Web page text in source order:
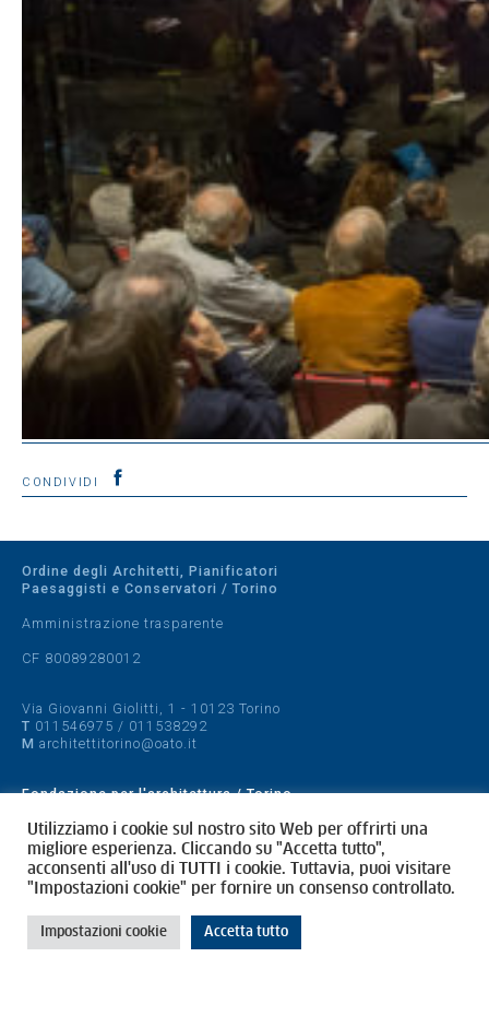
CONDIVIDI
Ordine degli Architetti, Pianificatori
Paesaggisti e Conservatori / Torino
Amministrazione trasparente
CF 80089280012
Via Giovanni Giolitti, 1 - 10123 Torino
T 011546975 / 011538292
M architettitorino@oato.it
Fondazione per l'architettura / Torino
Designed by quattrolinee.it
Cookie Policy
Privacy Policy
Utilizziamo i cookie sul nostro sito Web per offrirti una
migliore esperienza. Cliccando su "Accetta tutto",
acconsenti all'uso di TUTTI i cookie. Tuttavia, puoi visitare
"Impostazioni cookie" per fornire un consenso controllato.
Impostazioni cookie Accetta tutto